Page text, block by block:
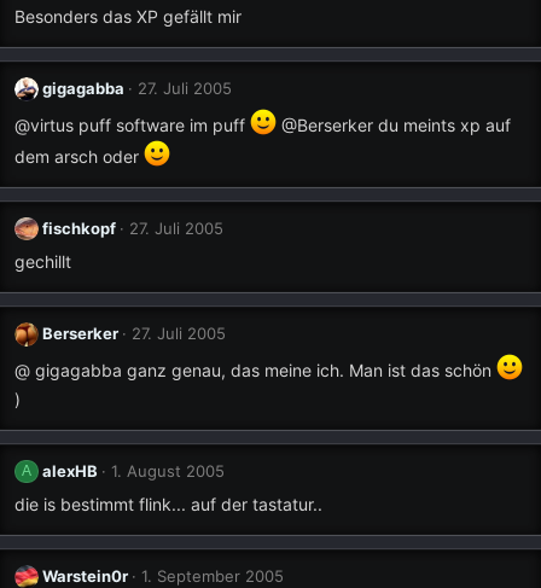
Besonders das XP gefällt mir
gigagabba 27. Juli 2005
@virtus puff software im puff
@Berserker du meints xp auf
dem arsch oder
fischkopf 27. Juli 2005
gechillt
Berserker 27. Juli 2005
@ gigagabba ganz genau, das meine ich. Man ist das schön
)
A alexHB 1. August 2005
die is bestimmt flink... auf der tastatur..
Warstein0r 1. September 2005